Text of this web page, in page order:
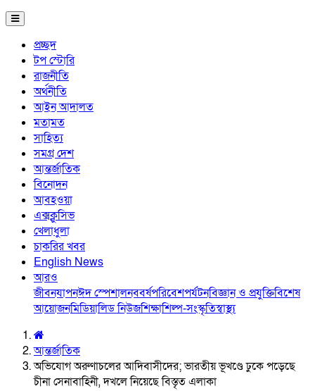
প্রচ্ছদ
টপ স্টোরি
রাজনীতি
অর্থনীতি
আইন আদালত
মতামত
সাহিত্য
সমগ্র দেশ
আন্তর্জাতিক
বিনোদন
আবহওয়া
এক্সক্লুসিভ
খেলাধুলা
চাকরির খবর
English News
আরও
জীবনযাপনঈদ স্পেশালনববর্ষপরিবেশপর্যটনবিজ্ঞান ও প্রযুক্তিবিশেষ
আয়োজনমিডিয়ালিড নিউজশিক্ষাশিল্প-সংস্কৃতিস্বাস্থ্য
আন্তর্জাতিক
অভিযোগ অরুণাচলের আদিবাসীদের; ভারতীয় ভূখণ্ডে ঢুকে পড়েছে
চীনা সেনাবাহিনী, দখলে নিয়েছে বিস্তৃত এলাকা